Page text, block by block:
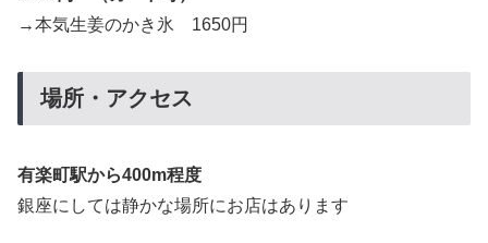
→本気生姜のかき氷 1650円
場所・アクセス
有楽町駅から400m程度
銀座にしては静かな場所にお店はあります